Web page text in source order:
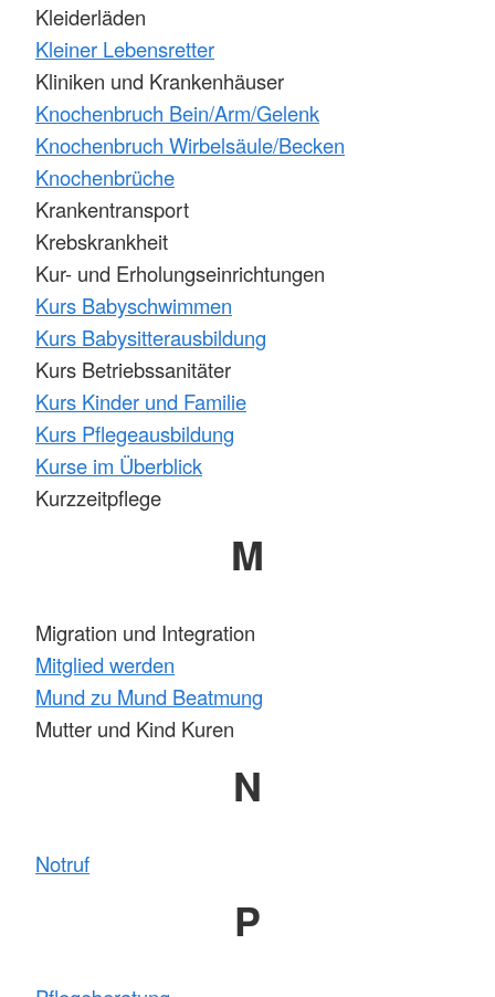
Kleiderläden
Kleiner Lebensretter
Kliniken und Krankenhäuser
Knochenbruch Bein/Arm/Gelenk
Knochenbruch Wirbelsäule/Becken
Knochenbrüche
Krankentransport
Krebskrankheit
Kur- und Erholungseinrichtungen
Kurs Babyschwimmen
Kurs Babysitterausbildung
Kurs Betriebssanitäter
Kurs Kinder und Familie
Kurs Pflegeausbildung
Kurse im Überblick
Kurzzeitpflege
M
Migration und Integration
Mitglied werden
Mund zu Mund Beatmung
Mutter und Kind Kuren
N
Notruf
P